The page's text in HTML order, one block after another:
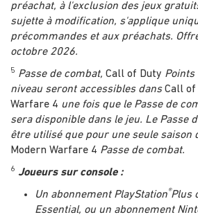
préachat, à l'exclusion des jeux
sujette à modification, s'applique
précommandes et aux préachats.
octobre 2026.
5 Passe de combat, Call of Duty Points
niveau seront accessibles dansCall of
Warfare 4 une fois que le Passe de
sera disponible dans le jeu. Le Passe
être utilisé que pour une seule saison
Modern Warfare 4 Passe de combat.
6 Joueurs sur console :
Un abonnement PlayStation®Plus
Essential, ou un abonnement